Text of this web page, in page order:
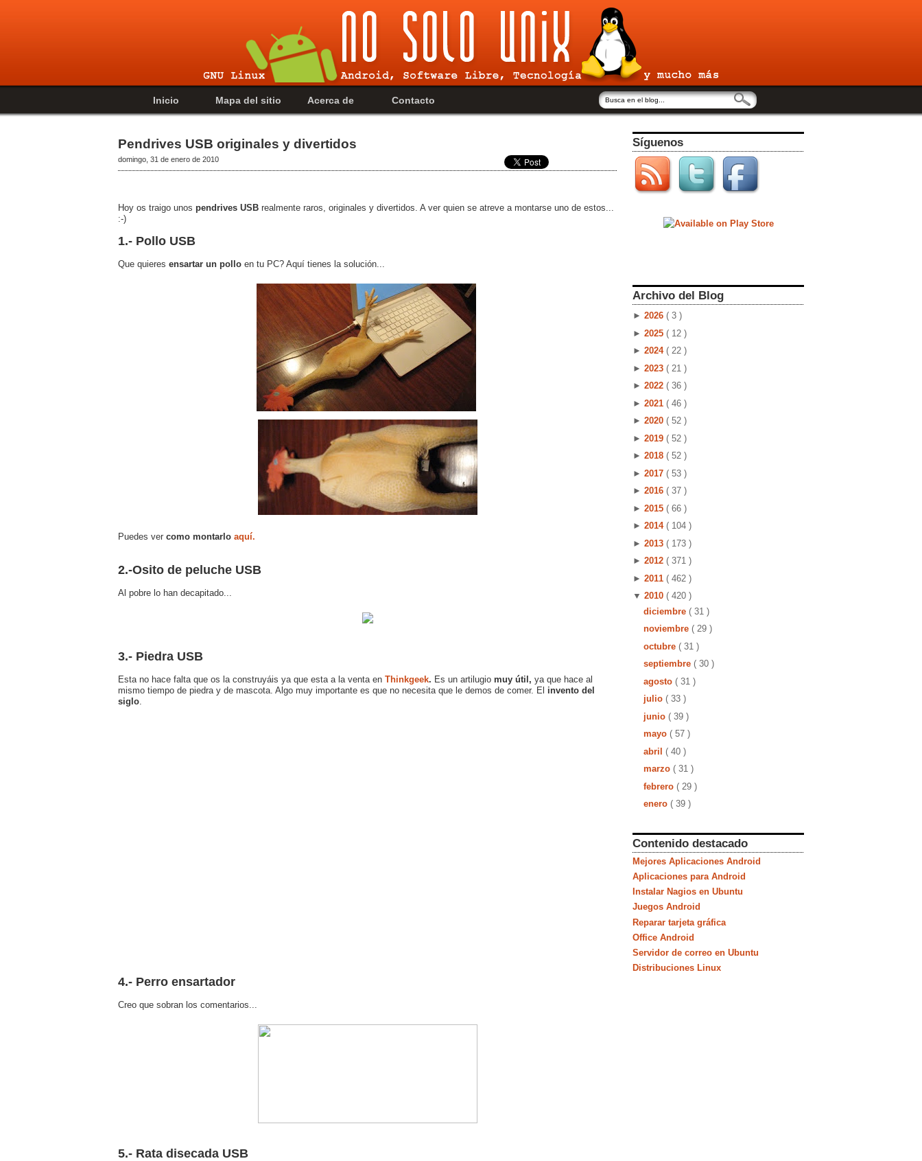
Inicio Mapa del sitio Acerca de Contacto
Pendrives USB originales y divertidos
domingo, 31 de enero de 2010
Hoy os traigo unos pendrives USB realmente raros, originales y divertidos. A ver quien se atreve a montarse uno de estos...
:-)
1.- Pollo USB
Que quieres ensartar un pollo en tu PC? Aquí tienes la solución...
Puedes ver como montarlo aquí.
2.-Osito de peluche USB
Al pobre lo han decapitado...
3.- Piedra USB
Esta no hace falta que os la construyáis ya que esta a la venta en Thinkgeek. Es un artilugio muy útil, ya que hace al
mismo tiempo de piedra y de mascota. Algo muy importante es que no necesita que le demos de comer. El invento del
siglo
4.- Perro ensartador
Creo que sobran los comentarios...
5.- Rata disecada USB
Síguenos
Archivo del Blog
► 2026 ( 3 )
► 2025 ( 12 )
► 2024 ( 22 )
► 2023 ( 21 )
► 2022 ( 36 )
► 2021 ( 46 )
► 2020 ( 52 )
► 2019 ( 52 )
► 2018 ( 52 )
► 2017 ( 53 )
► 2016 ( 37 )
► 2015 ( 66 )
► 2014 ( 104 )
► 2013 ( 173 )
► 2012 ( 371 )
► 2011 ( 462 )
▼ 2010 ( 420 )
diciembre ( 31 )
noviembre ( 29 )
octubre ( 31 )
septiembre ( 30 )
agosto ( 31 )
julio ( 33 )
junio ( 39 )
mayo ( 57 )
abril ( 40 )
marzo ( 31 )
febrero ( 29 )
enero ( 39 )
Contenido destacado
Mejores Aplicaciones Android
Aplicaciones para Android
Instalar Nagios en Ubuntu
Juegos Android
Reparar tarjeta gráfica
Office Android
Servidor de correo en Ubuntu
Distribuciones Linux